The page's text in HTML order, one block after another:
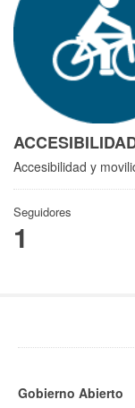
Accesibilidad y
Seguidores
1
Gobierno Abierto